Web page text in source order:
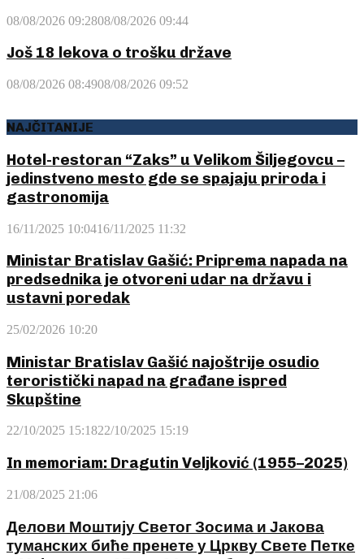
08/08/2026 09:2808/08/2026 09:44
Još 18 lekova o trošku države
08/08/2026 08:4908/08/2026 09:52
NAJČITANIJE
Hotel-restoran “Zaks” u Velikom Šiljegovcu –
jedinstveno mesto gde se spajaju priroda i
gastronomija
16/11/2025 10:0416/11/2025 11:32
Ministar Bratislav Gašić: Priprema napada na
predsednika je otvoreni udar na državu i
ustavni poredak
25/02/2026 10:20
Ministar Bratislav Gašić najoštrije osudio
teroristički napad na građane ispred
Skupštine
22/10/2025 15:1822/10/2025 15:19
In memoriam: Dragutin Veljković (1955–2025)
21/08/2025 21:06
Делови Моштију Светог Зосима и Јакова
туманских биће пренете у Цркву Свете Петке